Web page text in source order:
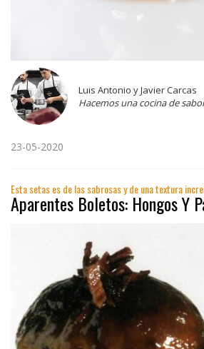
Luis Antonio y Javier Carcas
Hacemos una cocina de
23-05-2020
Esta setas es de las sabrosas y de una textura
Aparentes Boletos: Hongos Y